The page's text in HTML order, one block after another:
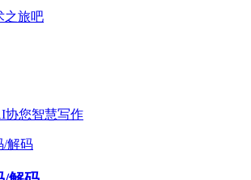
之旅吧
协您智慧写作